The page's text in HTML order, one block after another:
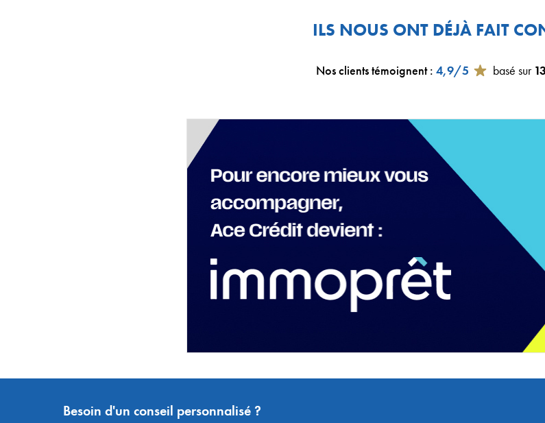
ILS NOUS ONT DÉJÀ FAIT
Nos clients témoignent: 4,9/5 basé sur
Besoin d'un conseil personnalisé ?